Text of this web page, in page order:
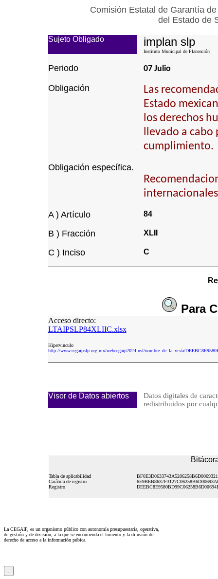
Comisión Estatal de Garantía
del Estado de
Sujeto Obligado implan slp
Instituto Municipal de Planeación
Periodo 07 Julio
Obligación
Las
Estado
los derechos
llevado a cabo
cumplimiento.
Obligación específica.
A ) Artículo 84
B ) Fracción XLII
C ) Inciso C
Para
Acceso directo:
LTAIPSLP84XLIIC.xlsx
Hipervinculo
http://www.cegaipslp.org.mx/webcegaip2024.nsf/nombre_de_la_vista/
Visor de Datos abiertos
Datos digitales de
redistribuidos por
Tabla de aplicabilidad
Carátula de registro
Registro
La CEGAIP, es un organismo público con autonomía presupuestaria, operativa,
de gestión y de decisión, a la que se encomienda el fomento y la difusión del
derecho de acceso a la información púbica.